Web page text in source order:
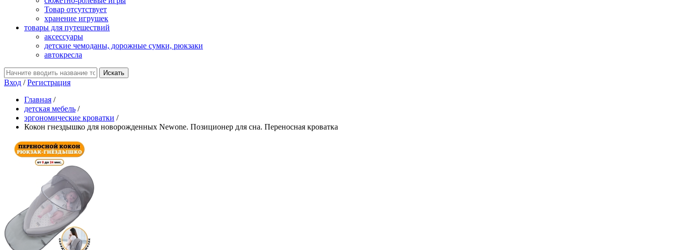
Товар отсутствует
хранение игрушек
товары для путешествий
аксессуары
детские чемоданы, дорожные сумки, рюкзаки
автокресла
Вход /Регистрация
Главная /
детская мебель /
эргономические кроватки /
Кокон гнездышко для новорожденных Newone. Позиционер для сна. Переносная кроватка